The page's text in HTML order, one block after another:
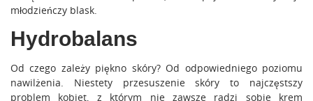
młodzieńczy blask.
Hydrobalans
Od czego zależy piękno skóry? Od odpowiedniego poziomu
nawilżenia. Niestety przesuszenie skóry to najczęstszy
problem kobiet, z którym nie zawsze radzi sobie krem